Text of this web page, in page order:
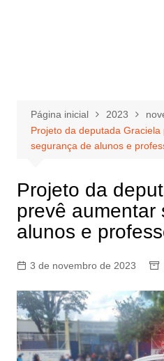
Página inicial 2023
Projeto da deputada
segurança de alunos e
Projeto da
prevê aumentar
alunos e
3 de novembro de 2023